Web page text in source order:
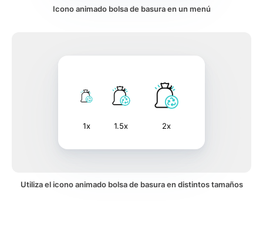
Icono animado bolsa de basura en un menú
1x 1.5x 2x
Utiliza el icono animado bolsa de basura en distintos tamaños